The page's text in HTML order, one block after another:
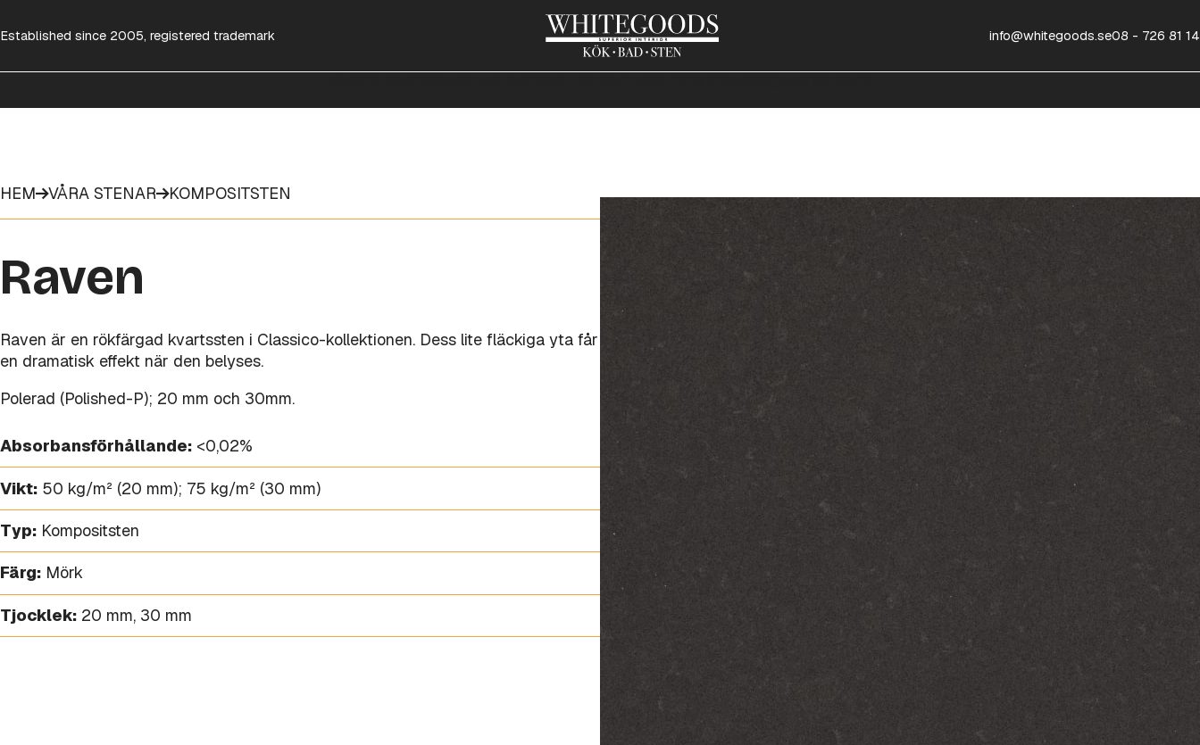
Established since 2005, registered trademark info@whitegoods.se08 - 726 81 14
HEM VÅRA STENAR KOMPOSITSTEN
Raven
Raven är en rökfärgad kvartssten i Classico-kollektionen. Dess lite fläckiga yta får
en dramatisk effekt när den belyses.
Polerad (Polished-P); 20 mm och 30mm.
Absorbansförhållande: <0,02%
Vikt: 50 kg/m² (20 mm); 75 kg/m² (30 mm)
Typ: Kompositsten
Färg: Mörk
Tjocklek: 20 mm, 30 mm